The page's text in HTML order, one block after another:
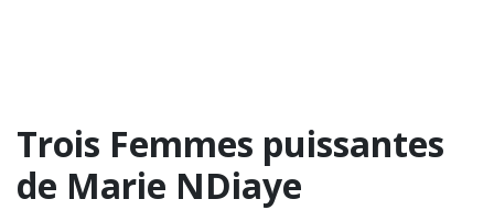
Trois Femmes puissantes
de Marie NDiaye